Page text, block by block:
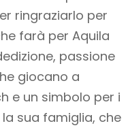
ringraziarlo per
farà per Aquila
passione
giocano a
e un simbolo per i
sua famiglia, che